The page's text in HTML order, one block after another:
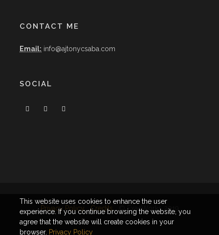
CONTACT ME
Email: info@ajtonycsaba.com
SOCIAL
Privacy Policy Credits© ExacWorks 2019
This website uses cookies to enhance the user
experience. If you continue browsing the website, you
agree that the website will create cookies in your
browser. Privacy Policy